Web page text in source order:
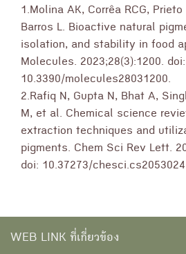
1.Molina AK, Corrêa RCG,
Barros L. Bioactive natural
isolation, and stability in food
Molecules. 2023;28(3):1200. doi:
10.3390/molecules28031200.
2.Rafiq N, Gupta N, Bhat A,
M, et al. Chemical science
extraction techniques and
pigments. Chem Sci Rev Lett.
doi: 10.37273/
WEB LINK ที่เกี่ยวข้อง